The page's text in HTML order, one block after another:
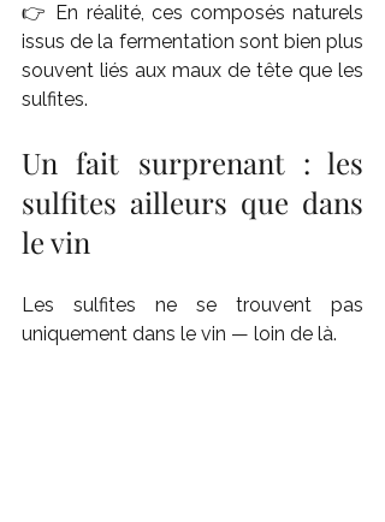
👉 En réalité, ces composés naturels
issus de la fermentation sont bien plus
souvent liés aux maux de tête que les
sulfites.
Un fait surprenant : les
sulfites ailleurs que dans
le vin
Les sulfites ne se trouvent pas
uniquement dans le vin — loin de là.